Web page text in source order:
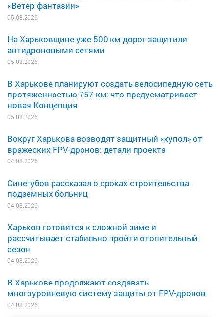
«Ветер фантазии»
05.08.2026
На Харьковщине уже 500 км дорог защитили
антидроновыми сетями
05.08.2026
В Харькове планируют создать велосипедную сеть
протяженностью 757 км: что предусматривает
новая Концепция
05.08.2026
Вокруг Харькова возводят защитный «купол» от
вражеских FPV-дронов: детали проекта
04.08.2026
Синегубов рассказал о сроках строительства
подземных больниц
04.08.2026
Харьков готовится к сложной зиме и
рассчитывает стабильно пройти отопительный
сезон
04.08.2026
В Харькове продолжают создавать
многоуровневую систему защиты от FPV-дронов
04.08.2026